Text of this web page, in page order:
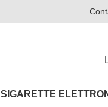
SIGARETTE